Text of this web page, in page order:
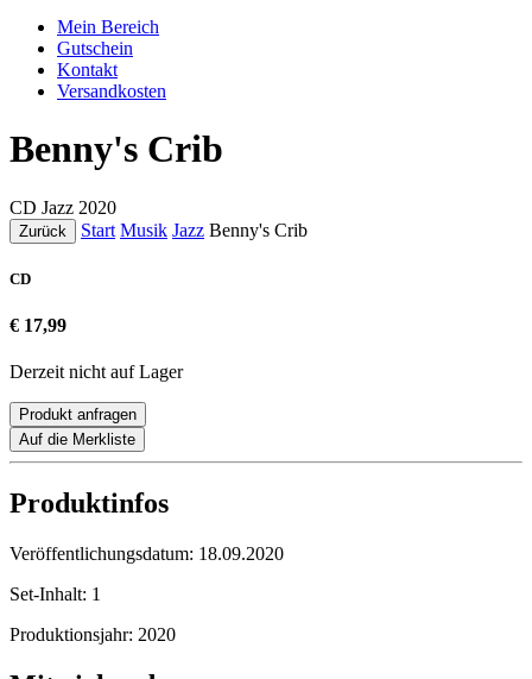
Mein Bereich
Gutschein
Kontakt
Versandkosten
Benny's Crib
CD Jazz 2020
Zurück Start Musik Jazz Benny's Crib
CD
€ 17,99
Derzeit nicht auf Lager
Produkt anfragen
Auf die Merkliste
Produktinfos
Veröffentlichungsdatum: 18.09.2020
Set-Inhalt: 1
Produktionsjahr: 2020